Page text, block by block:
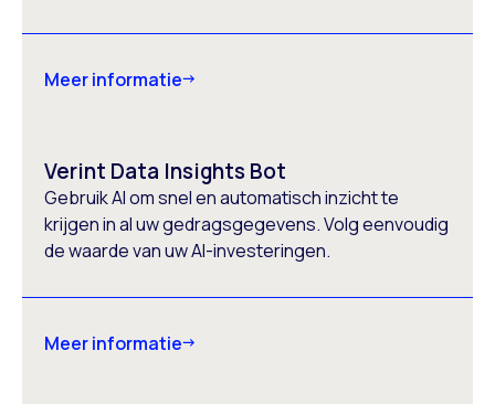
Meer informatie
Verint Data Insights Bot
Gebruik AI om snel en automatisch inzicht te
krijgen in al uw gedragsgegevens. Volg eenvoudig
de waarde van uw AI-investeringen.
Meer informatie